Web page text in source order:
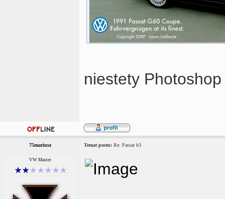
niestety
75mariusz Temat postu: Re: Passat b3
VW Master